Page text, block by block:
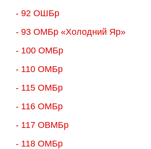
- 92 ОШБр
- 93 ОМБр «Холодний Яр»
- 100 ОМБр
- 110 ОМБр
- 115 ОМБр
- 116 ОМБр
- 117 ОВМБр
- 118 ОМБр